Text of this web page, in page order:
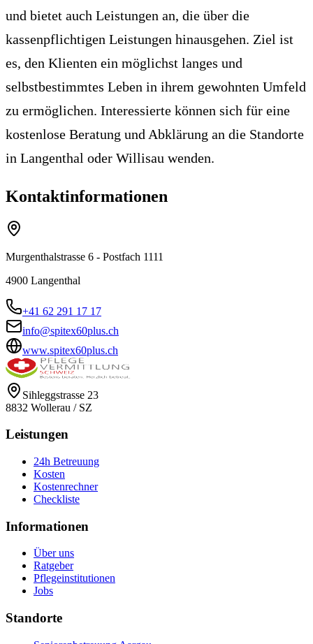
und bietet auch Leistungen an, die über die
kassenpflichtigen Leistungen hinausgehen. Ziel ist
es, den Klienten ein möglichst langes und
selbstbestimmtes Leben in ihrem gewohnten Umfeld
zu ermöglichen. Interessierte können sich für eine
kostenlose Beratung und Abklärung an die Standorte
in Langenthal oder Willisau wenden.
Kontaktinformationen
Murgenthalstrasse 6 - Postfach 1111
4900 Langenthal
+41 62 291 17 17
info@spitex60plus.ch
www.spitex60plus.ch
Sihleggstrasse 23
8832 Wollerau / SZ
Leistungen
24h Betreuung
Kosten
Kostenrechner
Checkliste
Informationen
Über uns
Ratgeber
Pflegeinstitutionen
Jobs
Standorte